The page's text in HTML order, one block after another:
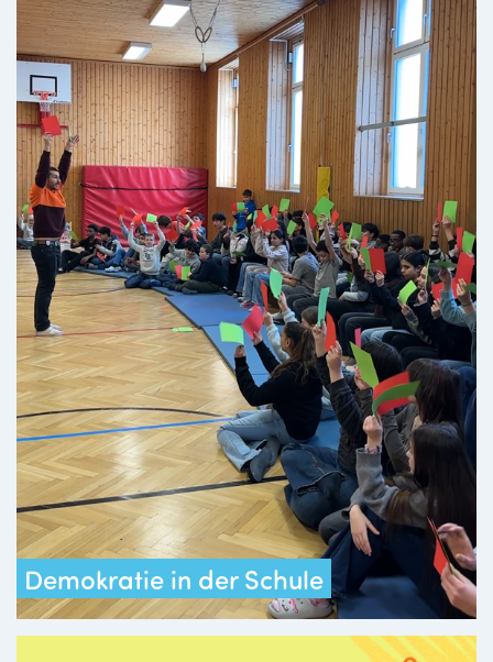
Demokratie in der Schule